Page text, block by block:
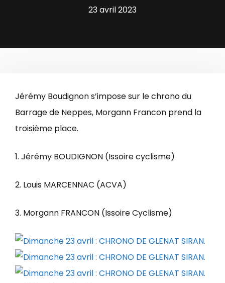
23 avril 2023
Jérémy Boudignon s’impose sur le chrono du
Barrage de Neppes, Morgann Francon prend la
troisième place.
1. Jérémy BOUDIGNON (Issoire cyclisme)
2. Louis MARCENNAC (ACVA)
3. Morgann FRANCON (Issoire Cyclisme)